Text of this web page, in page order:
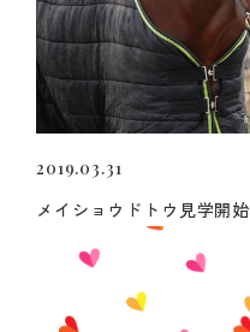
2019.03.31
メイショウドトウ見学開始